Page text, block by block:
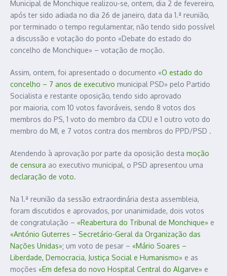
Municipal de Monchique realizou-se, ontem, dia 2 de fevereiro,
após ter sido adiada no dia 26 de janeiro, data da 1.ª reunião,
por terminado o tempo regulamentar, não tendo sido possível
a discussão e votação do ponto «Debate do estado do
concelho de Monchique» – votação de moção.
Assim, ontem, foi apresentado o documento «O estado do
concelho – 7 anos de executivo municipal PSD» pelo Partido
Socialista e restante oposição, tendo sido aprovado
por maioria, com 10 votos favoráveis, sendo 8 votos dos
membros do PS, 1 voto do membro da CDU e 1 outro voto do
membro do MI, e 7 votos contra dos membros do PPD/PSD .
Atendendo à aprovação por parte da oposição desta moção
de censura ao executivo municipal, o PSD apresentou uma
declaração de voto.
Na 1.ª reunião da sessão extraordinária desta assembleia,
foram discutidos e aprovados, por unanimidade, dois votos
de congratulação – «Reabertura do Tribunal de Monchique» e
«António Guterres – Secretário-Geral da Organização das
Nações Unidas»; um voto de pesar – «Mário Soares –
Liberdade, Democracia, Justiça Social e Humanismo» e as
moções «Em defesa do novo Hospital Central do Algarve» e